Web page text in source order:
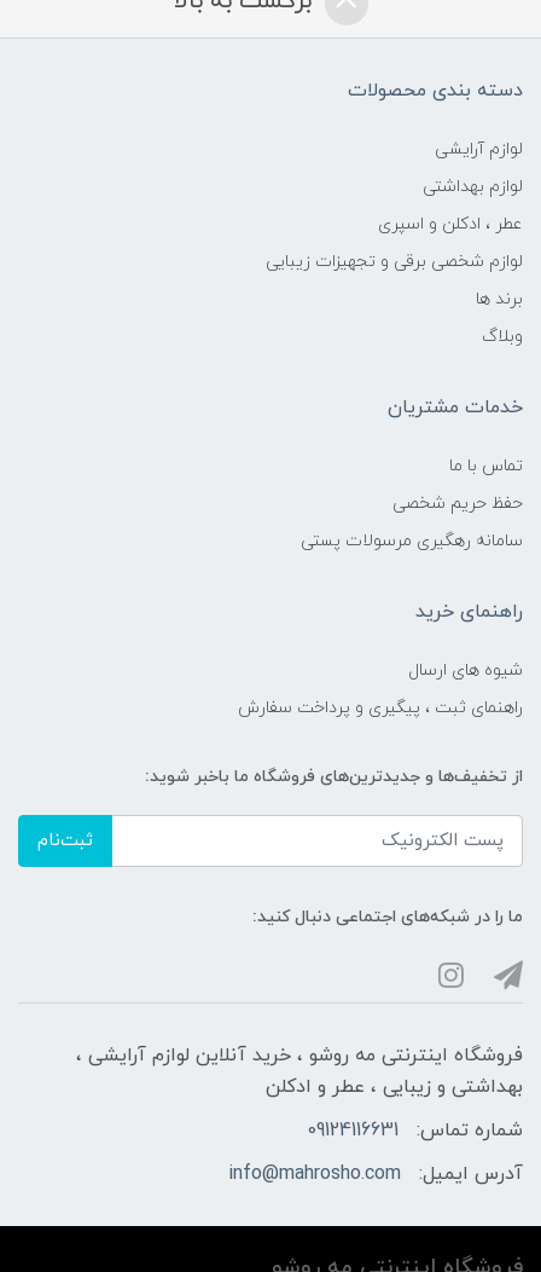
دسته بندی محصولات
لوازم آرایشی
لوازم بهداشتی
عطر ، ادکلن و اسپری
لوازم شخصی برقی و تجهیزات زیبایی
برند ها
وبلاگ
خدمات مشتریان
تماس با ما
حفظ حریم شخصی
سامانه رهگیری مرسولات پستی
راهنمای خرید
شیوه های ارسال
راهنمای ثبت ، پیگیری و پرداخت سفارش
از تخفیف‌ها و جدیدترین‌های فروشگاه ما باخبر شوید:
ثبت‌نام
ما را در شبکه‌های اجتماعی دنبال کنید:
فروشگاه اینترنتی مه‌ رو‌شو ، خرید آنلاین لوازم آرایشی ،
بهداشتی و زیبایی ، عطر و ادکلن
شماره تماس:
09124116631
آدرس ایمیل:
info@mahrosho.com